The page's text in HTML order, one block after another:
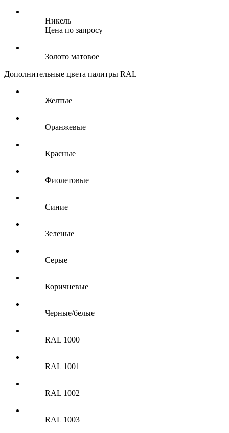
Никель
Цена по запросу
Золото матовое
Дополнительные цвета палитры RAL
Желтые
Оранжевые
Красные
Фиолетовые
Синие
Зеленые
Серые
Коричневые
Черные/белые
RAL 1000
RAL 1001
RAL 1002
RAL 1003